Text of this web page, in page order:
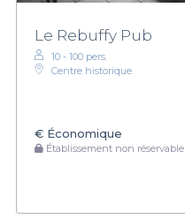
Le Rebuffy Pub
10 - 100 pers.
Centre historique
€ Économique
Établissement non réservable